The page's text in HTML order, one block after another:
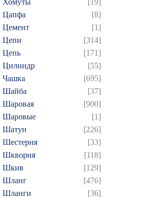
Хомуты
[19]
Цапфа
[8]
Цемент
[1]
Цепи
[314]
Цепь
[171]
Цилиндр
[55]
Чашка
[695]
Шайба
[37]
Шаровая
[900]
Шаровые
[1]
Шатун
[226]
Шестерня
[33]
Шкворня
[118]
Шкив
[129]
Шланг
[476]
Шланги
[36]